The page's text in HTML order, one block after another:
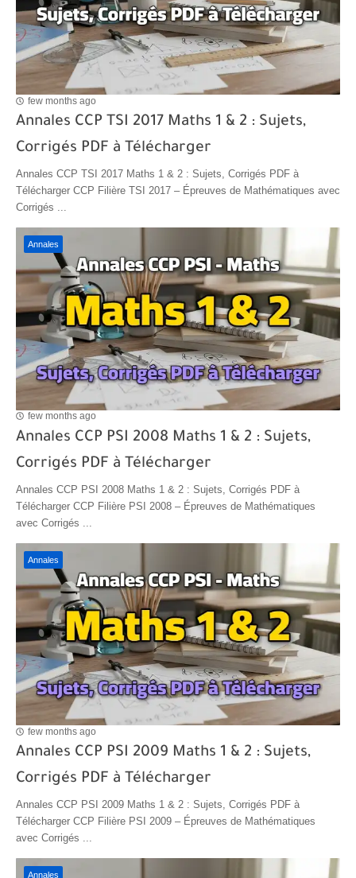
few months ago
Annales CCP TSI 2017 Maths 1 & 2 : Sujets,
Corrigés PDF à Télécharger
Annales CCP TSI 2017 Maths 1 & 2 : Sujets, Corrigés PDF à
Télécharger CCP Filière TSI 2017 – Épreuves de Mathématiques avec
Corrigés ...
Annales
few months ago
Annales CCP PSI 2008 Maths 1 & 2 : Sujets,
Corrigés PDF à Télécharger
Annales CCP PSI 2008 Maths 1 & 2 : Sujets, Corrigés PDF à
Télécharger CCP Filière PSI 2008 – Épreuves de Mathématiques
avec Corrigés ...
Annales
few months ago
Annales CCP PSI 2009 Maths 1 & 2 : Sujets,
Corrigés PDF à Télécharger
Annales CCP PSI 2009 Maths 1 & 2 : Sujets, Corrigés PDF à
Télécharger CCP Filière PSI 2009 – Épreuves de Mathématiques
avec Corrigés ...
Annales